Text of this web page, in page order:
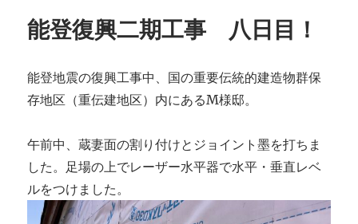
ー
能登復興二期工事 八日目！
能登地震の復興工事中、国の重要伝統的建造物群保
存地区（重伝建地区）内にあるM様邸。
午前中、蔵妻面の割り付けとジョイント墨を打ちま
した。足場の上でレーザー水平器で水平・垂直レベ
ルをつけました。